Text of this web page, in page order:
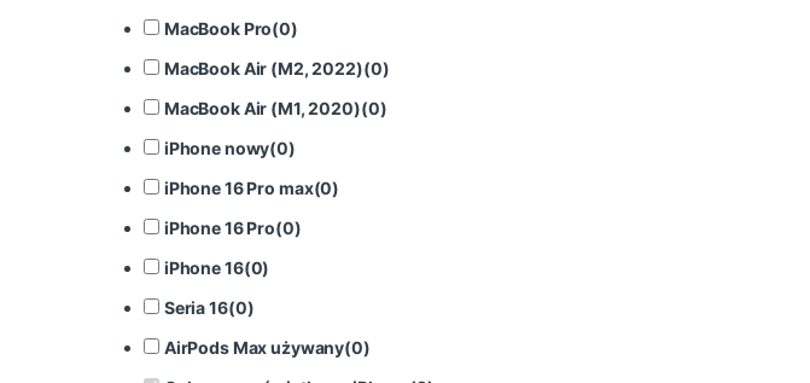
MacBook Pro(0)
MacBook Air (M2, 2022)(0)
MacBook Air (M1, 2020)(0)
iPhone nowy(0)
iPhone 16 Pro max(0)
iPhone 16 Pro(0)
iPhone 16(0)
Seria 16(0)
AirPods Max używany(0)